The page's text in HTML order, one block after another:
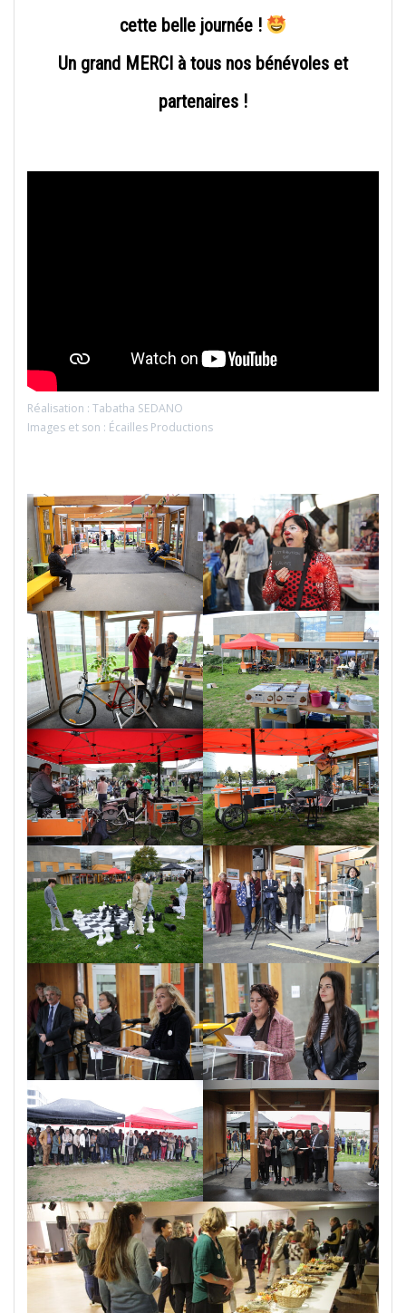
cette belle journée !
Un grand MERCI à tous nos bénévoles et
partenaires !
Réalisation : Tabatha SEDANO
Images et son : Écailles Productions